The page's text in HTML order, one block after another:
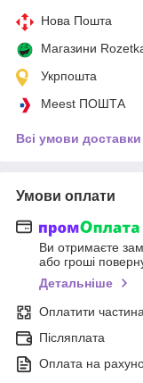
Нова Пошта
Магазини
Укрпошта
Meest ПОШТА
Всі умови доставки
Умови оплати
Ви отримаєте
або гроші
Детальніше
Оплатити
Післяплата
Оплата на